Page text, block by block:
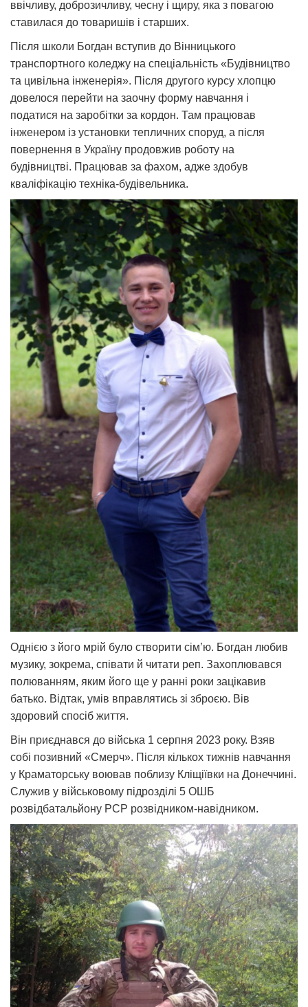
ввічливу, доброзичливу, чесну і щиру, яка з повагою
ставилася до товаришів і старших.
Після школи Богдан вступив до Вінницького
транспортного коледжу на спеціальність «Будівництво
та цивільна інженерія». Після другого курсу хлопцю
довелося перейти на заочну форму навчання і
податися на заробітки за кордон. Там працював
інженером із установки тепличних споруд, а після
повернення в Україну продовжив роботу на
будівництві. Працював за фахом, адже здобув
кваліфікацію техніка-будівельника.
Однією з його мрій було створити сім’ю. Богдан любив
музику, зокрема, співати й читати реп. Захоплювався
полюванням, яким його ще у ранні роки зацікавив
батько. Відтак, умів вправлятись зі зброєю. Вів
здоровий спосіб життя.
Він приєднався до війська 1 серпня 2023 року. Взяв
собі позивний «Смерч». Після кількох тижнів навчання
у Краматорську воював поблизу Кліщіївки на Донеччині.
Служив у військовому підрозділі 5 ОШБ
розвідбатальйону РСР розвідником-навідником.